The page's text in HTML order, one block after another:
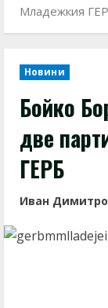
Младежкия
Новини
Бойко
две
ГЕРБ
Иван